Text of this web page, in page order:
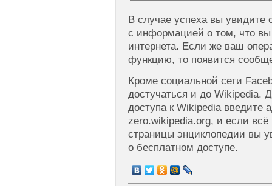
В случае успеха вы увидите
с информацией о том, что вы
интернета. Если же ваш
функцию, то появится
Кроме социальной сети
достучаться и до Wikipedia.
доступа к Wikipedia введите
zero.wikipedia.org, и если всё
страницы энциклопедии вы
о бесплатном доступе.